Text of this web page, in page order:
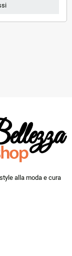
alla moda e cura